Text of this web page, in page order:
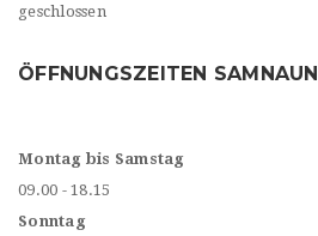
geschlossen
ÖFFNUNGSZEITEN SAMNAUN
Montag bis Samstag
09.00 - 18.15
Sonntag